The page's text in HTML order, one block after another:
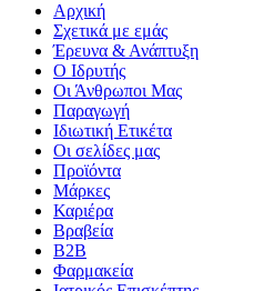
Αρχική
Σχετικά με εμάς
Έρευνα & Ανάπτυξη
Ο Ιδρυτής
Οι Άνθρωποι Μας
Παραγωγή
Ιδιωτική Ετικέτα
Οι σελίδες μας
Προϊόντα
Μάρκες
Καριέρα
Βραβεία
B2B
Φαρμακεία